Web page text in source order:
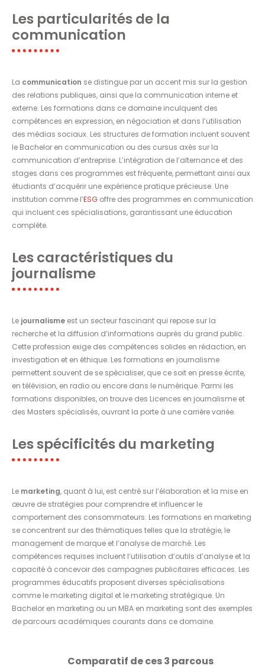
Les particularités de la
communication
La communication se distingue par un accent mis sur la gestion
des relations publiques, ainsi que la communication interne et
externe. Les formations dans ce domaine inculquent des
compétences en expression, en négociation et dans l’utilisation
des médias sociaux. Les structures de formation incluent souvent
le Bachelor en communication ou des cursus axés sur la
communication d’entreprise. L’intégration de l’alternance et des
stages dans ces programmes est fréquente, permettant ainsi aux
étudiants d’acquérir une expérience pratique précieuse. Une
institution comme l’ESG offre des programmes en communication
qui incluent ces spécialisations, garantissant une éducation
complète.
Les caractéristiques du
journalisme
Le journalisme est un secteur fascinant qui repose sur la
recherche et la diffusion d’informations auprès du grand public.
Cette profession exige des compétences solides en rédaction, en
investigation et en éthique. Les formations en journalisme
permettent souvent de se spécialiser, que ce soit en presse écrite,
en télévision, en radio ou encore dans le numérique. Parmi les
formations disponibles, on trouve des Licences en journalisme et
des Masters spécialisés, ouvrant la porte à une carrière variée.
Les spécificités du marketing
Le marketing, quant à lui, est centré sur l’élaboration et la mise en
œuvre de stratégies pour comprendre et influencer le
comportement des consommateurs. Les formations en marketing
se concentrent sur des thématiques telles que la stratégie, le
management de marque et l’analyse de marché. Les
compétences requises incluent l’utilisation d’outils d’analyse et la
capacité à concevoir des campagnes publicitaires efficaces. Les
programmes éducatifs proposent diverses spécialisations
comme le marketing digital et le marketing stratégique. Un
Bachelor en marketing ou un MBA en marketing sont des exemples
de parcours académiques courants dans ce domaine.
Comparatif de ces 3 parcous